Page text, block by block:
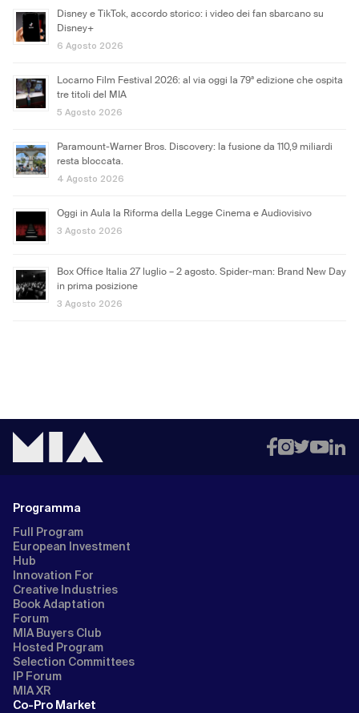
Disney e TikTok, accordo storico: i video dei fan sbarcano su
Disney+
6 Agosto 2026
Locarno Film Festival 2026: al via oggi la 79ª edizione che ospita
tre titoli del MIA
5 Agosto 2026
Paramount-Warner Bros. Discovery: la fusione da 110,9 miliardi
resta bloccata.
4 Agosto 2026
Oggi in Aula la Riforma della Legge Cinema e Audiovisivo
3 Agosto 2026
Box Office Italia 27 luglio – 2 agosto. Spider-man: Brand New Day
in prima posizione
3 Agosto 2026
Programma
Full Program
European Investment
Hub
Innovation For
Creative Industries
Book Adaptation
Forum
MIA Buyers Club
Hosted Program
Selection Committees
IP Forum
MIA XR
Co-Pro Market